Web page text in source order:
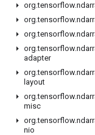
org.tensorflow.
org.tensorflow.
org.tensorflow.
org.tensorflow.
adapter
org.tensorflow.
layout
org.tensorflow.
misc
org.tensorflow.
nio